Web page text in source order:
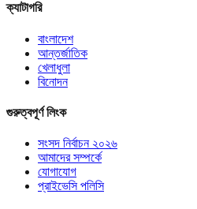
ক্যাটাগরি
বাংলাদেশ
আন্তর্জাতিক
খেলাধুলা
বিনোদন
গুরুত্বপূর্ণ লিংক
সংসদ নির্বাচন ২০২৬
আমাদের সম্পর্কে
যোগাযোগ
প্রাইভেসি পলিসি